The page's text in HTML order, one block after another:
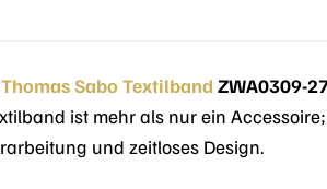
Thomas SaboTextilband ZWA0309-
ist mehr als nur ein
und zeitloses Design.